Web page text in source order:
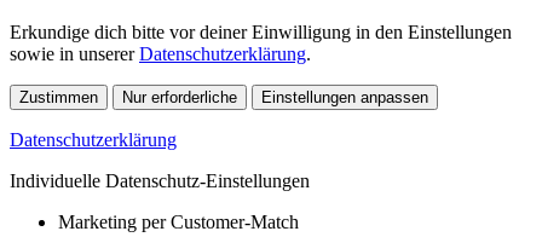
Erkundige dich bitte vor deiner Einwilligung in den Einstellungen
sowie in unsererDatenschutzerklärung.
Zustimmen Nur erforderliche Einstellungen anpassen
Datenschutzerklärung
Individuelle Datenschutz-Einstellungen
Marketing per Customer-Match